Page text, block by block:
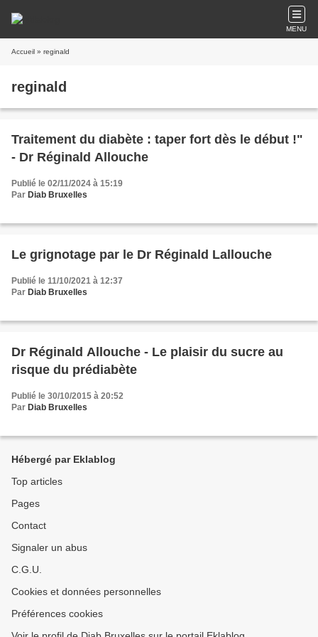
MENU
Accueil » reginald
reginald
Traitement du diabète : taper fort dès le début !"
- Dr Réginald Allouche
Publié le 02/11/2024 à 15:19
Par Diab Bruxelles
Le grignotage par le Dr Réginald Lallouche
Publié le 11/10/2021 à 12:37
Par Diab Bruxelles
Dr Réginald Allouche - Le plaisir du sucre au
risque du prédiabète
Publié le 30/10/2015 à 20:52
Par Diab Bruxelles
Hébergé par Eklablog
Top articles
Pages
Contact
Signaler un abus
C.G.U.
Cookies et données personnelles
Préférences cookies